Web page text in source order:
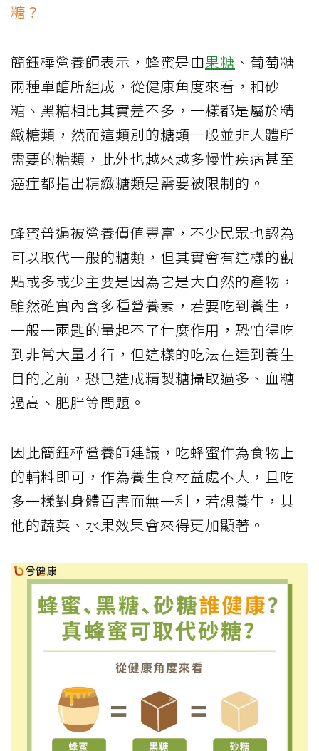
糖？
簡鈺樺營養師表示，蜂蜜是由果糖 、葡萄糖
兩種單醣所組成，從健康角度來看，和砂
糖、黑糖相比其實差不多，一樣都是屬於精
緻糖類，然而這類別的糖類一般並非人體所
需要的糖類，此外也越來越多慢性疾病甚至
癌症都指出精緻糖類是需要被限制的。
蜂蜜普遍被營養價值豐富，不少民眾也認為
可以取代一般的糖類，但其實會有這樣的觀
點或多或少主要是因為它是大自然的產物，
雖然確實內含多種營養素，若要吃到養生，
一般一兩匙的量起不了什麼作用，恐怕得吃
到非常大量才行，但這樣的吃法在達到養生
目的之前，恐已造成精製糖攝取過多、血糖
過高、肥胖等問題。
因此簡鈺樺營養師建議，吃蜂蜜作為食物上
的輔料即可，作為養生食材益處不大，且吃
多一樣對身體百害而無一利，若想養生，其
他的蔬菜、水果效果會來得更加顯著。